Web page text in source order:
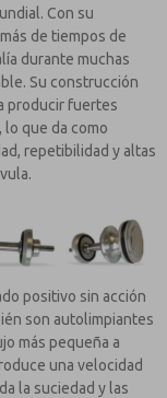
Con su
de tiempos de
durante muchas
Su construcción
producir fuertes
que da como
repetibilidad y altas
positivo sin acción
son autolimpiantes
más pequeña a
una velocidad
la suciedad y las